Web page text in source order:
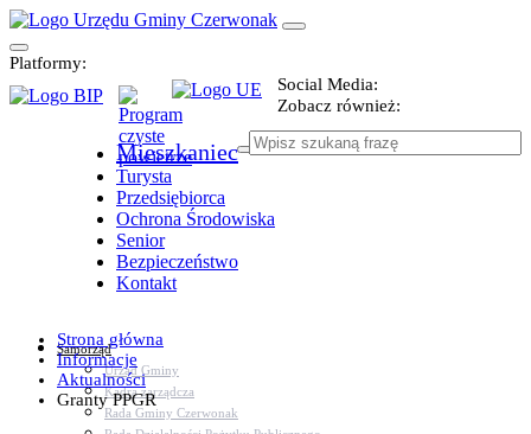
Platformy:
Social Media:
Zobacz również:
Mieszkaniec
Turysta
Przedsiębiorca
Ochrona Środowiska
Senior
Bezpieczeństwo
Kontakt
Samorząd
Urząd Gminy
Kadra zarządcza
Rada Gminy Czerwonak
Strona główna
Informacje
Aktualności
Granty PPGR